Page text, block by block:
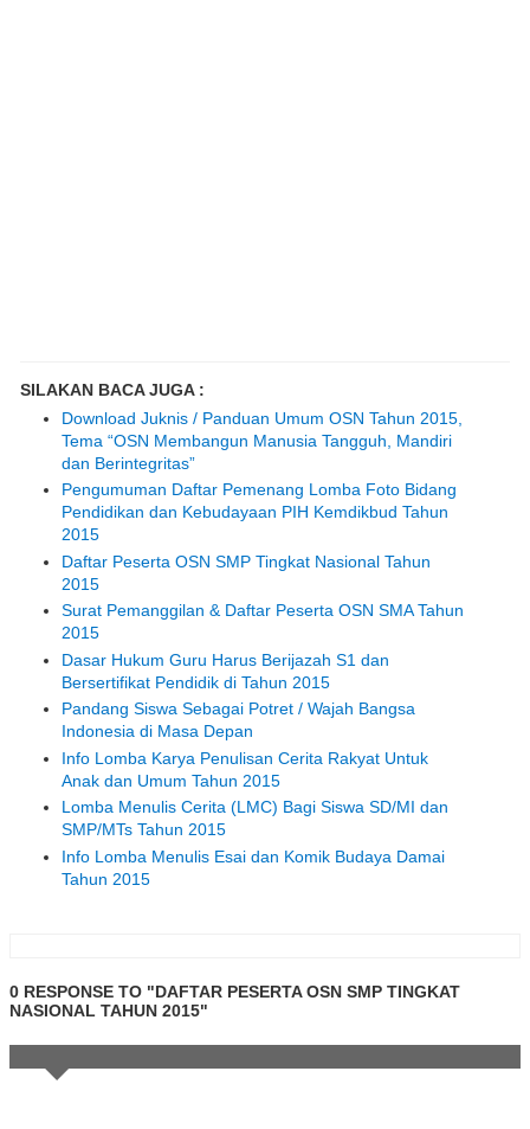
SILAKAN BACA JUGA :
Download Juknis / Panduan Umum OSN Tahun 2015,
Tema “OSN Membangun Manusia Tangguh, Mandiri
dan Berintegritas”
Pengumuman Daftar Pemenang Lomba Foto Bidang
Pendidikan dan Kebudayaan PIH Kemdikbud Tahun
2015
Daftar Peserta OSN SMP Tingkat Nasional Tahun
2015
Surat Pemanggilan & Daftar Peserta OSN SMA Tahun
2015
Dasar Hukum Guru Harus Berijazah S1 dan
Bersertifikat Pendidik di Tahun 2015
Pandang Siswa Sebagai Potret / Wajah Bangsa
Indonesia di Masa Depan
Info Lomba Karya Penulisan Cerita Rakyat Untuk
Anak dan Umum Tahun 2015
Lomba Menulis Cerita (LMC) Bagi Siswa SD/MI dan
SMP/MTs Tahun 2015
Info Lomba Menulis Esai dan Komik Budaya Damai
Tahun 2015
0 RESPONSE TO "DAFTAR PESERTA OSN SMP TINGKAT
NASIONAL TAHUN 2015"